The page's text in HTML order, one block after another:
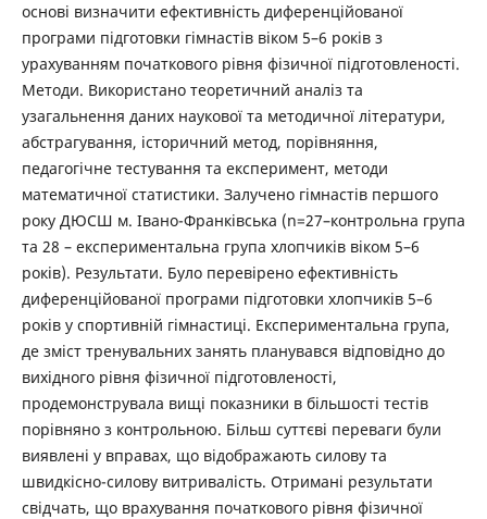
основі визначити ефективність диференційованої
програми підготовки гімнастів віком 5–6 років з
урахуванням початкового рівня фізичної підготовленості.
Методи. Використано теоретичний аналіз та
узагальнення даних наукової та методичної літератури,
абстрагування, історичний метод, порівняння,
педагогічне тестування та експеримент, методи
математичної статистики. Залучено гімнастів першого
року ДЮСШ м. Івано-Франківська (n=27–контрольна група
та 28 – експериментальна група хлопчиків віком 5–6
років). Результати. Було перевірено ефективність
диференційованої програми підготовки хлопчиків 5–6
років у спортивній гімнастиці. Експериментальна група,
де зміст тренувальних занять планувався відповідно до
вихідного рівня фізичної підготовленості,
продемонструвала вищі показники в більшості тестів
порівняно з контрольною. Більш суттєві переваги були
виявлені у вправах, що відображають силову та
швидкісно-силову витривалість. Отримані результати
свідчать, що врахування початкового рівня фізичної